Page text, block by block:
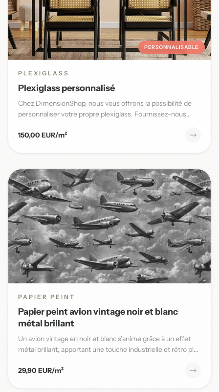
PERSONNALISABLE
PLEXIGLASS
Plexiglass personnalisé
Chez DimensionShop, nous vous offrons la possibilité de
personnaliser votre propre plexiglass. Fournissez-nous
150,00 EUR/m²
PAPIER PEINT
Papier peint avion vintage noir et blanc
métal brillant
Un avion vintage en noir et blanc s’anime grâce à un effet
métal brillant, apportant une touche industrielle et rétro pl...
29,90 EUR/m²